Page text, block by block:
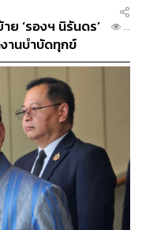
ย ‘รองฯ นิรันดร’
านบำบัดทุกข์
...